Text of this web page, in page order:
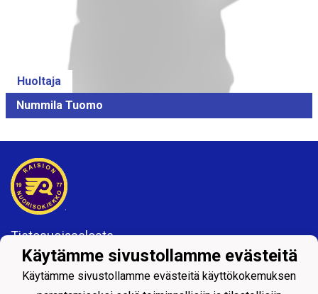
Huoltaja
Nummila Tuomo
Tietosuojaseloste
Raision Nuorisokiekko ry, 0407679-0
Kisakatu 6
Käytämme sivustollamme evästeitä
Käytämme sivustollamme evästeitä käyttökokemuksen